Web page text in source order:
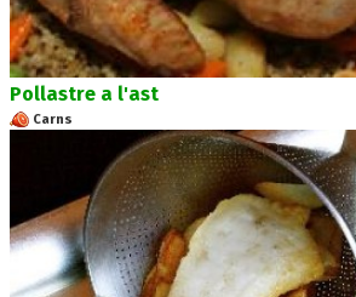
Pollastre a l'ast
Carns